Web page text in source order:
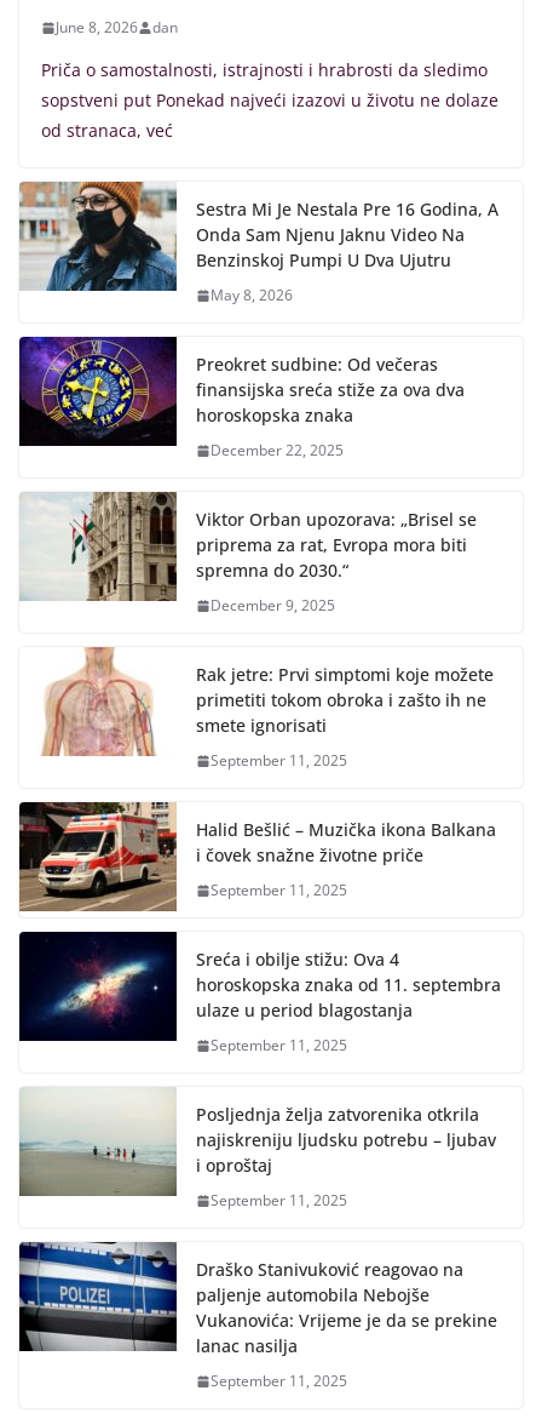
June 8, 2026 dan
Priča o samostalnosti, istrajnosti i hrabrosti da sledimo
sopstveni put Ponekad najveći izazovi u životu ne dolaze
od stranaca, već
Sestra Mi Je Nestala Pre 16 Godina, A
Onda Sam Njenu Jaknu Video Na
Benzinskoj Pumpi U Dva Ujutru
May 8, 2026
Preokret sudbine: Od večeras
finansijska sreća stiže za ova dva
horoskopska znaka
December 22, 2025
Viktor Orban upozorava: „Brisel se
priprema za rat, Evropa mora biti
spremna do 2030.“
December 9, 2025
Rak jetre: Prvi simptomi koje možete
primetiti tokom obroka i zašto ih ne
smete ignorisati
September 11, 2025
Halid Bešlić – Muzička ikona Balkana
i čovek snažne životne priče
September 11, 2025
Sreća i obilje stižu: Ova 4
horoskopska znaka od 11. septembra
ulaze u period blagostanja
September 11, 2025
Posljednja želja zatvorenika otkrila
najiskreniju ljudsku potrebu – ljubav
i oproštaj
September 11, 2025
Draško Stanivuković reagovao na
paljenje automobila Nebojše
Vukanovića: Vrijeme je da se prekine
lanac nasilja
September 11, 2025